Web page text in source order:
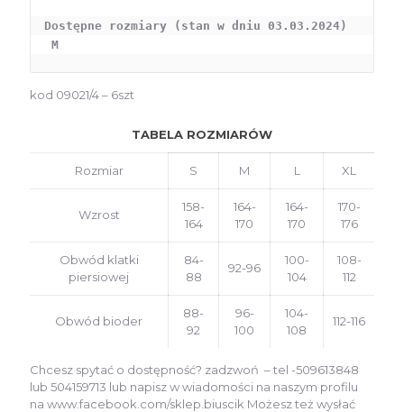
Dostępne rozmiary (stan w dniu 03.03.2024)
M
kod 09021/4 – 6szt
TABELA ROZMIARÓW
Rozmiar S M L XL
Wzrost
158-
164
164-
170
164-
170
170-
176
Obwód klatki
piersiowej
84-
88
92-96
100-
104
108-
112
Obwód bioder
88-
92
96-
100
104-
108
112-116
Chcesz spytać o dostępność? zadzwoń – tel -509613848
lub 504159713 lub napisz w wiadomości na naszym profilu
na www.facebook.com/sklep.biuscik Możesz też wysłać